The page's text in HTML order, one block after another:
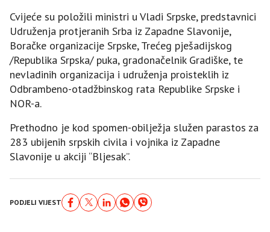
Cvijeće su položili ministri u Vladi Srpske, predstavnici
Udruženja protjeranih Srba iz Zapadne Slavonije,
Boračke organizacije Srpske, Trećeg pješadijskog
/Republika Srpska/ puka, gradonačelnik Gradiške, te
nevladinih organizacija i udruženja proisteklih iz
Odbrambeno-otadžbinskog rata Republike Srpske i
NOR-a.
Prethodno je kod spomen-obilježja služen parastos za
283 ubijenih srpskih civila i vojnika iz Zapadne
Slavonije u akciji “Bljesak”.
PODJELI VIJEST